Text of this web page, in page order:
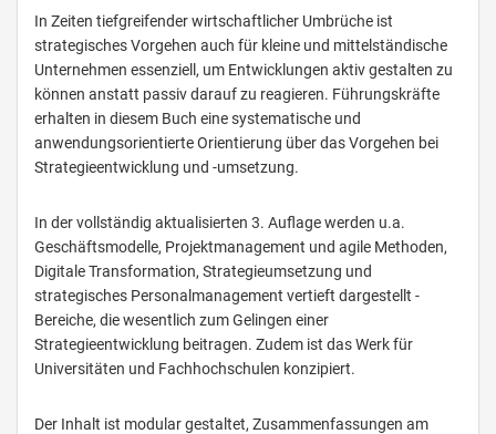
In Zeiten tiefgreifender wirtschaftlicher Umbrüche ist
strategisches Vorgehen auch für kleine und mittelständische
Unternehmen essenziell, um Entwicklungen aktiv gestalten zu
können anstatt passiv darauf zu reagieren. Führungskräfte
erhalten in diesem Buch eine systematische und
anwendungsorientierte Orientierung über das Vorgehen bei
Strategieentwicklung und -umsetzung.
In der vollständig aktualisierten 3. Auflage werden u.a.
Geschäftsmodelle, Projektmanagement und agile Methoden,
Digitale Transformation, Strategieumsetzung und
strategisches Personalmanagement vertieft dargestellt -
Bereiche, die wesentlich zum Gelingen einer
Strategieentwicklung beitragen. Zudem ist das Werk für
Universitäten und Fachhochschulen konzipiert.
Der Inhalt ist modular gestaltet, Zusammenfassungen am